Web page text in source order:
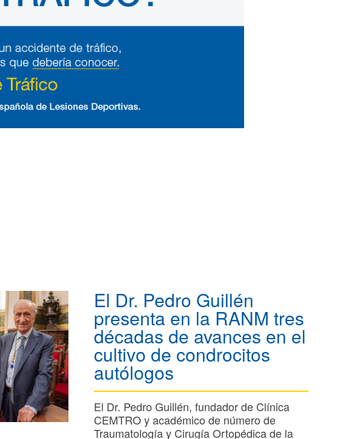
El Dr. Pedro Guillén
presenta en la RANM tres
décadas de avances en el
cultivo de condrocitos
autólogos
El Dr. Pedro Guillén, fundador de Clínica
CEMTRO y académico de número de
Traumatología y Cirugía Ortopédica de la